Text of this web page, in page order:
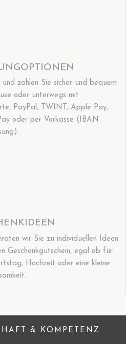
und zahlen Sie sicher und bequem
oder unterwegs mit
PayPal, TWINT, Apple Pay,
oder per Vorkasse (IBAN
wir Sie zu individuellen Ideen
Geschenkgutschein, egal ob für
Hochzeit oder eine kleine
& KOMPETENZ